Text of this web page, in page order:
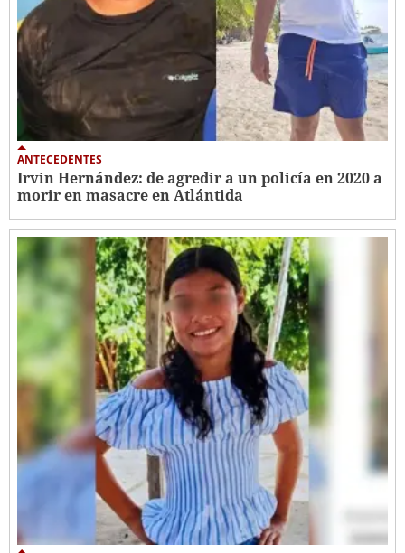
ANTECEDENTES
Irvin Hernández: de agredir a un policía en 2020 a
morir en masacre en Atlántida